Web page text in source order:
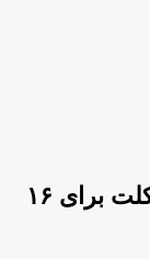
جزئیات صدور گواهینامه موتورسیکلت برای ۱۶